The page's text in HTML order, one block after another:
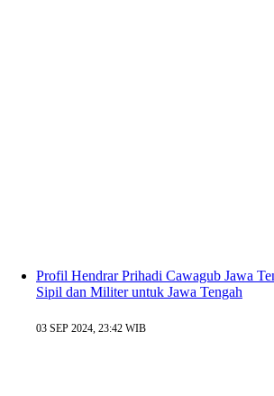
Profil Hendrar Prihadi Cawagub Jawa
Sipil dan Militer untuk Jawa Tengah
03 SEP 2024, 23:42 WIB